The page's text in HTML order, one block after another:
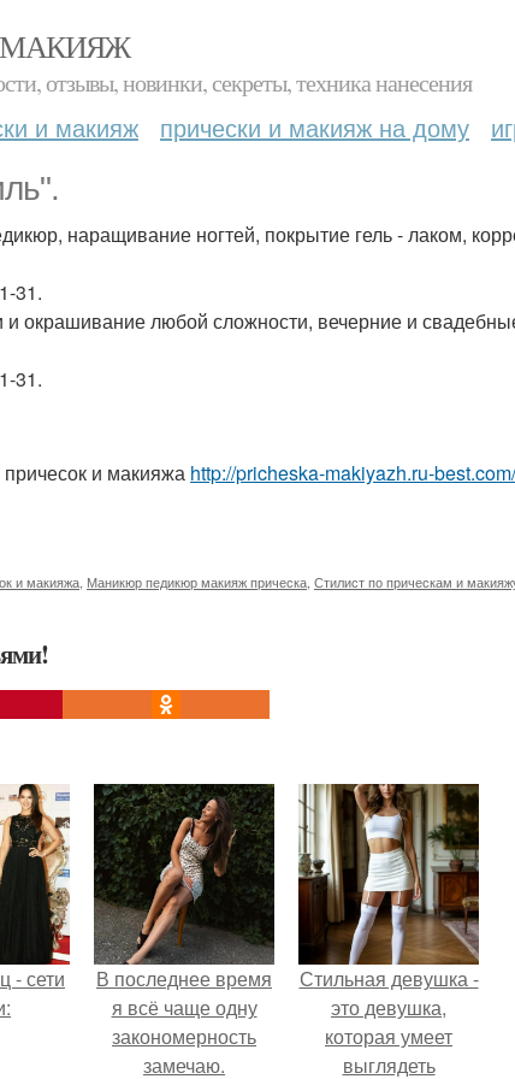
МАКИЯЖ
отзывы, новинки, секреты, техника нанесения
и макияж прически и макияж на дому
наращивание ногтей, покрытие гель - лаком,
31.
и окрашивание любой сложности, вечерние и
31.
и макияжа http://pricheska-makiyazh.ru-
и макияжа Маникюр педикюр макияж прическа Стилист по прическам и
- сети
В последнее время
я всё чаще одну
закономерность
замечаю.
Стильная девушка -
это девушка,
которая умеет
выглядеть